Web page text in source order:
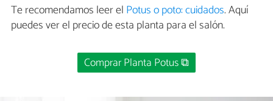
Te recomendamos leer el Potus o poto: cuidados. Aquí
puedes ver el precio de esta planta para el salón.
Comprar Planta Potus ⧉